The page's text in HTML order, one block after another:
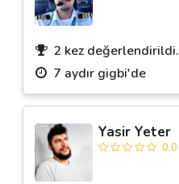
2 kez değerlendirildi.
7 aydır gigbi'de
Yasir Yeter
0.0